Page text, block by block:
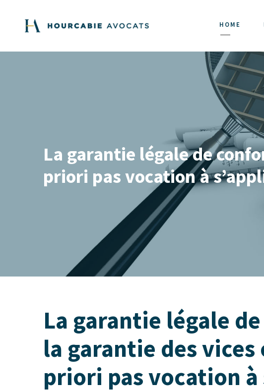
HOME
La garantie légale de
priori pas vocation à
La garantie légale
la garantie des vices
priori pas vocation à